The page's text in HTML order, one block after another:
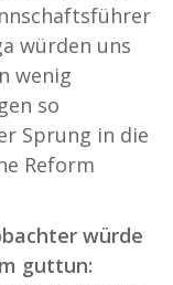
würden uns
wenig
so
Sprung in die
Reform
würde
guttun: